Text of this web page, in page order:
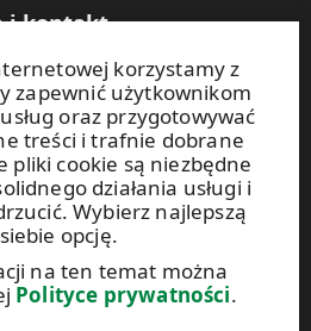
korzystamy z
zapewnić użytkownikom
oraz przygotowywać
treści i trafnie dobrane
pliki cookie są niezbędne
działania usługi i
Wybierz najlepszą
opcję.
na ten temat można
Polityce prywatności.
i kontakt
za pomocą rozwiązania
zasady ochrony prywatności
Google.